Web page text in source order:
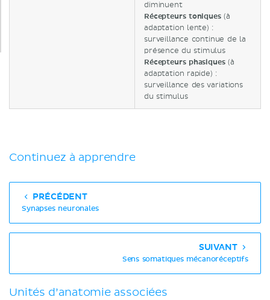
diminuent
Récepteurs toniques(à
adaptation lente) :
surveillance continue de la
présence du stimulus
Récepteurs phasiques(à
adaptation rapide) :
surveillance des variations
du stimulus
Continuez à apprendre
PRÉCÉDENT
Synapses neuronales
SUIVANT
Sens somatiques mécanoréceptifs
Unités d’anatomie associées